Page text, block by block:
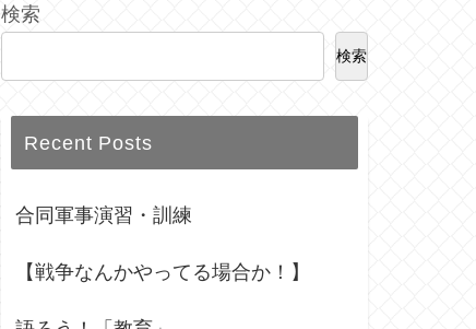
検索
検索
Recent Posts
合同軍事演習・訓練
【戦争なんかやってる場合か！】